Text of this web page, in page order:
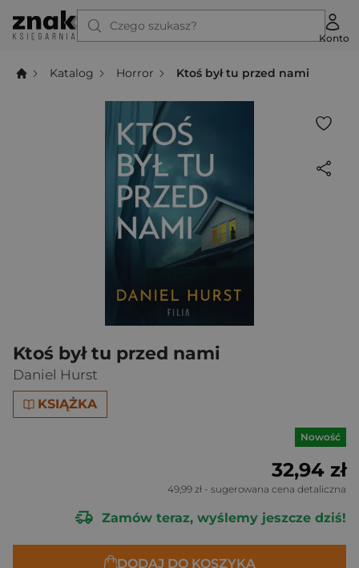
Czego szukasz?
Konto
Katalog Horror Ktoś był tu przed nami
Ktoś był tu przed nami
Daniel Hurst
KSIĄŻKA
Nowość
32,94 zł
49,99 zł - sugerowana cena detaliczna
Zamów teraz, wyślemy jeszcze dziś!
DODAJ DO KOSZYKA